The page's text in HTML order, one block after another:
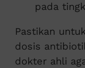
pada
Pastikan
dosis
dokter ahli